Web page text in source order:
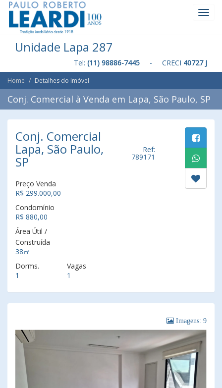
Unidade Lapa 287
Tel: (11) 98886-7445 - CRECI 40727 J
Home Detalhes do Imóvel
Conj. Comercial à Venda em Lapa, São Paulo, SP
Conj. Comercial
Lapa, São Paulo,
SP
Ref:
789171
Preço Venda
R$ 299.000,00
Condomínio
R$ 880,00
Área Útil /
Construída
38㎡
Dorms.
1
Vagas
1
Imagens: 9